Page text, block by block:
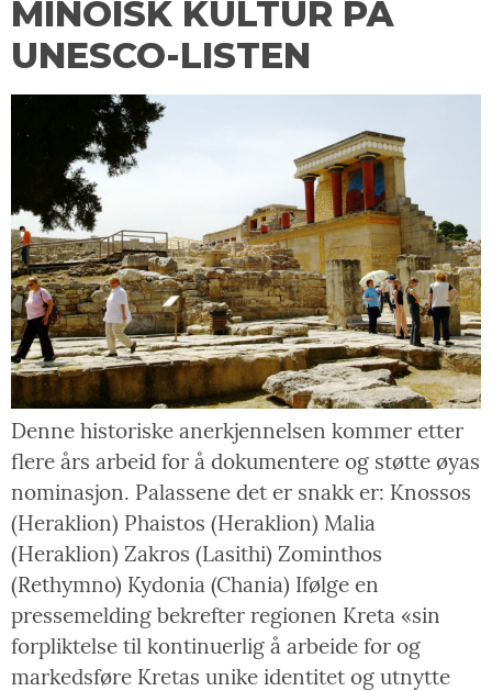
MINOISK KULTUR PÅ
UNESCO-LISTEN
Denne historiske anerkjennelsen kommer etter
flere års arbeid for å dokumentere og støtte øyas
nominasjon. Palassene det er snakk er: Knossos
(Heraklion) Phaistos (Heraklion) Malia
(Heraklion) Zakros (Lasithi) Zominthos
(Rethymno) Kydonia (Chania) Ifølge en
pressemelding bekrefter regionen Kreta «sin
forpliktelse til kontinuerlig å arbeide for og
markedsføre Kretas unike identitet og utnytte